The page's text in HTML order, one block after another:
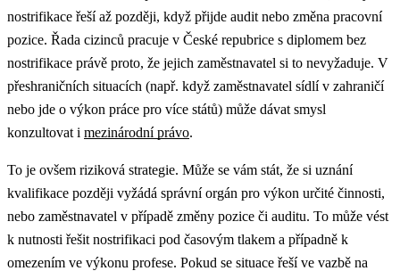
nostrifikace řeší až později, když přijde audit nebo změna pracovní
pozice. Řada cizinců pracuje v České repubrice s diplomem bez
nostrifikace právě proto, že jejich zaměstnavatel si to nevyžaduje. V
přeshraničních situacích (např. když zaměstnavatel sídlí v zahraničí
nebo jde o výkon práce pro více států) může dávat smysl
konzultovat i mezinárodní právo.
To je ovšem riziková strategie. Může se vám stát, že si uznání
kvalifikace později vyžádá správní orgán pro výkon určité činnosti,
nebo zaměstnavatel v případě změny pozice či auditu. To může vést
k nutnosti řešit nostrifikaci pod časovým tlakem a případně k
omezením ve výkonu profese. Pokud se situace řeší ve vazbě na